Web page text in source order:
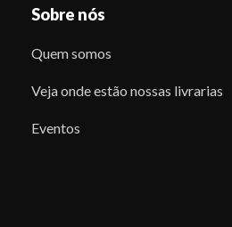
Sobre nós
Quem somos
Veja onde estão nossas livrarias
Eventos